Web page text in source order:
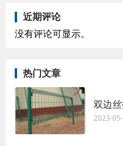
近期评论
没有评论可显示。
热门文章
双边
2023-